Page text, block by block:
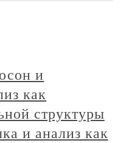
и
как
структуры
и анализ как